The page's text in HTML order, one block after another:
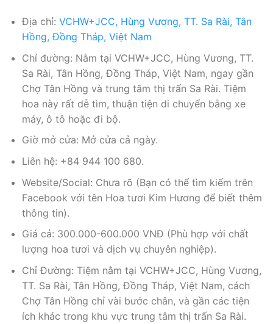
Địa chỉ: VCHW+JCC, Hùng Vương, TT. Sa Rài, Tân
Hồng, Đồng Tháp, Việt Nam
Chỉ đường: Nằm tại VCHW+JCC, Hùng Vương, TT.
Sa Rài, Tân Hồng, Đồng Tháp, Việt Nam, ngay gần
Chợ Tân Hồng và trung tâm thị trấn Sa Rài. Tiệm
hoa này rất dễ tìm, thuận tiện di chuyển bằng xe
máy, ô tô hoặc đi bộ.
Giờ mở cửa: Mở cửa cả ngày.
Liên hệ: +84 944 100 680.
Website/Social: Chưa rõ (Bạn có thể tìm kiếm trên
Facebook với tên Hoa tươi Kim Hương để biết thêm
thông tin).
Giá cả: 300.000-600.000 VNĐ (Phù hợp với chất
lượng hoa tươi và dịch vụ chuyên nghiệp).
Chỉ Đường: Tiệm nằm tại VCHW+JCC, Hùng Vương,
TT. Sa Rài, Tân Hồng, Đồng Tháp, Việt Nam, cách
Chợ Tân Hồng chỉ vài bước chân, và gần các tiện
ích khác trong khu vực trung tâm thị trấn Sa Rài.